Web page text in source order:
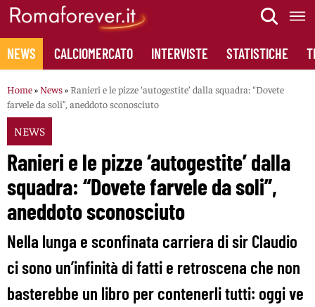
Skip
content
NEWS CALCIOMERCATO INTERVISTE STATISTICHE
Home» News» Ranieri e le pizze ‘autogestite’ dalla squadra: “Dovete
farvele da soli”, aneddoto sconosciuto
NEWS
Ranieri e le pizze ‘autogestite’ dalla
squadra: “Dovete farvele da soli”,
aneddoto sconosciuto
Nella lunga e sconfinata carriera di sir Claudio
ci sono un’infinità di fatti e retroscena che non
basterebbe un libro per contenerli tutti: oggi ve